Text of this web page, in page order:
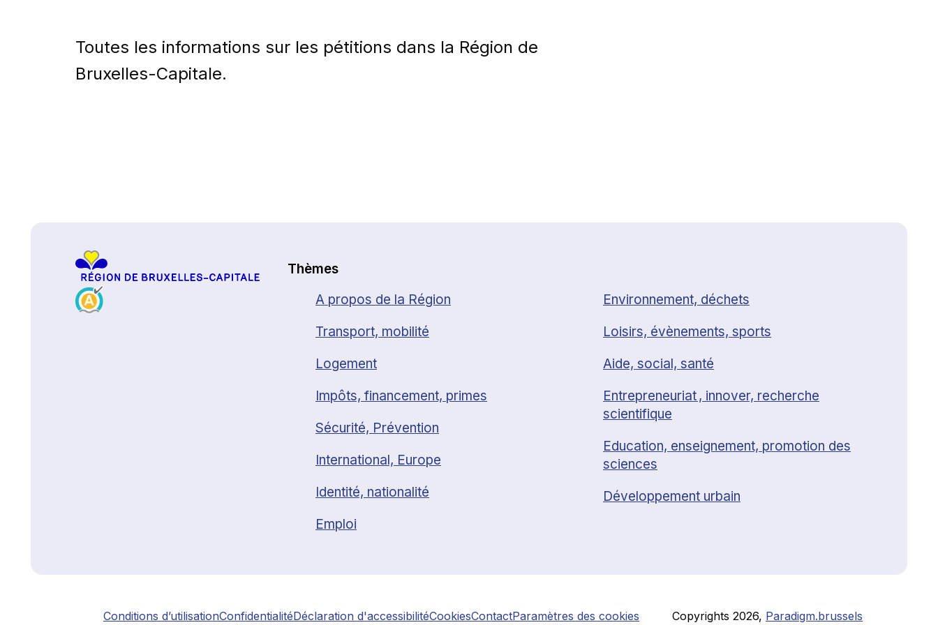
Toutes les informations sur les pétitions dans la Région de
Bruxelles-Capitale.
Thèmes
A propos de la Région
Transport, mobilité
Logement
Impôts, financement, primes
Sécurité, Prévention
International, Europe
Identité, nationalité
Emploi
Environnement, déchets
Loisirs, évènements, sports
Aide, social, santé
Entrepreneuriat , innover, recherche
scientifique
Education, enseignement, promotion des
sciences
Développement urbain
Conditions d’utilisationConfidentialitéDéclaration d'accessibilitéCookiesContactParamètres des cookies Copyrights 2026, Paradigm.brussels